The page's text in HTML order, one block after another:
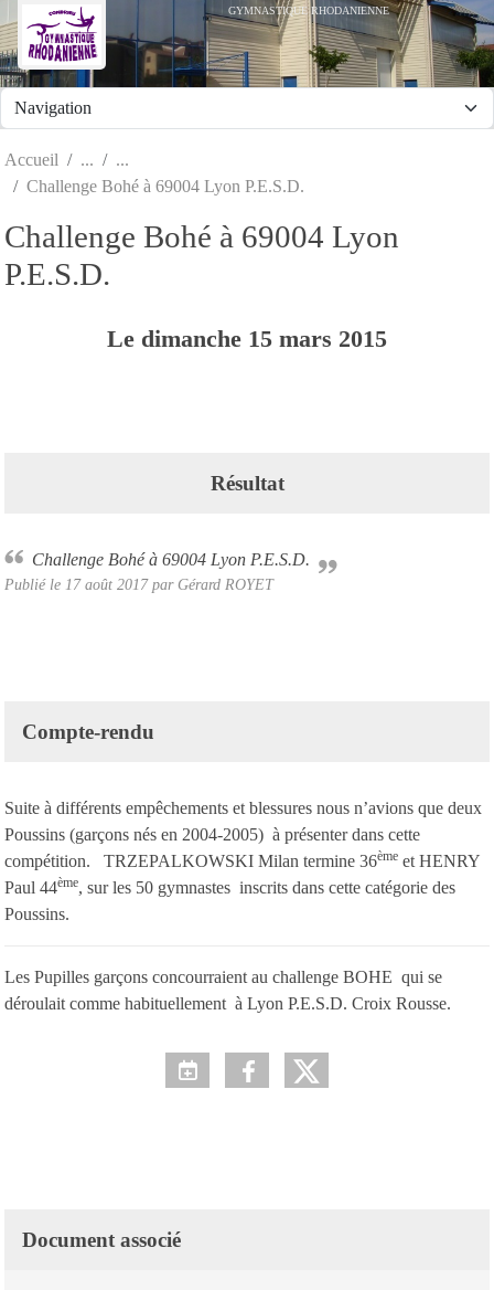
GYMNASTIQUE RHODANIENNE
Accueil
Challenge Bohé à 69004 Lyon P.E.S.D.
Challenge Bohé à 69004 Lyon
P.E.S.D.
Le dimanche 15 mars 2015
Résultat
Challenge Bohé à 69004 Lyon P.E.S.D.
Publié le 17 août 2017parGérard ROYET
Compte-rendu
Suite à différents empêchements et blessures nous n’avions que deux
Poussins (garçons nés en 2004-2005) à présenter dans cette
compétition. TRZEPALKOWSKI Milan termine 36ème et HENRY
Paul 44ème, sur les 50 gymnastes inscrits dans cette catégorie des
Poussins.
Les Pupilles garçons concourraient au challenge BOHE qui se
déroulait comme habituellement à Lyon P.E.S.D. Croix Rousse.
Document associé
Panneau de gestion des cookies